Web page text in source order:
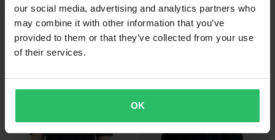
our social media, advertising and analytics partners who
may combine it with other information that you’ve
provided to them or that they’ve collected from your use
of their services.
OK
AbCHF 15.95 -60%
T-Shirt Jethwear Mountains Sunset
Schwarz/Gelb Sonnenuntergang
AbCHF 27.95 -38%
T-Shirt Jethwear Raiders Box
Schwarz/Orange
Hammerpreis! Hammerpreis!